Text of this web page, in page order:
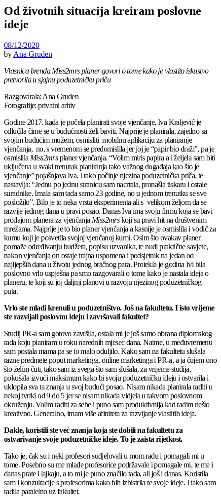
Od životnih situacija kreiram poslovne
ideje
08/12/2020
by Ana Gruden
Vlasnica brenda Miss2mrs planer govori o tome kako je vlastito iskustvo
pretvorila u sjajnu poduzetničku priču
Razgovarala: Ana Gruden
Fotografije: privatni arhiv
Godine 2017. kada je počela planirati svoje vjenčanje, Iva Kraljević je
odlučila čime se u budućnosti želi baviti. Najprije je planirala, zajedno sa
svojim budućim mužem, osmisliti mobilnu aplikaciju za planiranje
vjenčanja, no, s vremenom se predomislila jer joj je “papir bio draži”, pa je
osmislila Miss2mrsplaner vjenčanja. “Volim miris papira a i željela sam biti
uključena u svaki trenutak planiranja tako važnog događaja kao što je
vjenčanje” pojašnjava Iva. I tako počinje njezina poduzetnička priča, te
nastavlja: “Jednu po jednu stranicu sam nacrtala, pronašla tiskaru i ostale
suradnike. Imala sam tada samo 23 godine, no u jednom trenutku se sve
posložilo”. Bilo je to neka vrsta eksperimenta ali s velikom željom da se
razvije jednog dana u pravi posao. Danas Iva ima svoju firmu koja se bavi
prodajom planera za vjenčanja Miss2mrskoji su pravi hit na društvenim
mrežama. Najprije je to bio planer vjenčanja a kasnije je osmislila i vodič za
kumu koji je posvetila svojoj vjenčanoj kumi. Osim što ovakav planer
pomaže određivanju budžeta, popisu uzvanika, te nudi praktične savjete,
nakon vjenčanja on ostaje trajna uspomena i podsjetnik na jedan od
najljepših dana u životu jednog bračnog para. Protekla je godina Ivi bila
poslovno vrlo uspješna pa smo razgovarali o tome kako je nastala ideja o
planeru, te koji su joj daljnji planovi u razvoju njezinog poduzetničkog
puta.
Vrlo ste mladi krenuli u poduzetništvo. Još na fakultetu. I isto vrijeme
ste razvijali poslovnu ideju i završavali fakultet?
Studij PR-a sam gotovo završila, ostala mi je još samo obrana diplomskog
rada koju planiram u roku narednih mjesec dana. Naime, u međuvremenu
sam postala mama pa se to malo oduljilo. Kako sam na fakultetu slušala
razne predmete poput marketinga, online marketinga i PR-a, a ja čujem ono
što želim čuti, tako sam iz svega što sam slušala, za vrijeme studija,
pokušala izvući maksimum kako bi svoju poduzetničku ideju i ostvarila i
uklopila sva ta znanja u svoj budući posao. Nisam nikada planirala raditi u
nekoj tvrtki od 9 do 5 jer se nisam nikada vidjela u takvom poslovnom
okruženju. Volim raditi za sebe i puno sam produktivnija kad radim nešto
kreativno. Generalno, imam više afiniteta za razvijanje vlastitih ideja.
Dakle, koristili ste već znanja koja ste dobili na fakultetu za
ostvarivanje svoje poduzetničke ideje. To je zaista rijetkost.
Tako je, čak su i neki profesori sudjelovali u mom radu i pomagali mi u
tome. Posebno su me mlađe profesorice podržavale i pomagale mi, te me i
danas prate i lajkaju, a to mi je puno značilo tada, ali još i danas. Koristila
sam i konzultacije s profesorima kako bih izbistrila te svoje ideje. I tako sam
radila paralelno uz fakultet.